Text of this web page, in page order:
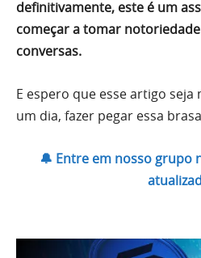
definitivamente, este é um
começar a tomar
conversas.
E espero que esse artigo seja
um dia, fazer pegar essa
🔔 Entre em nosso grupo